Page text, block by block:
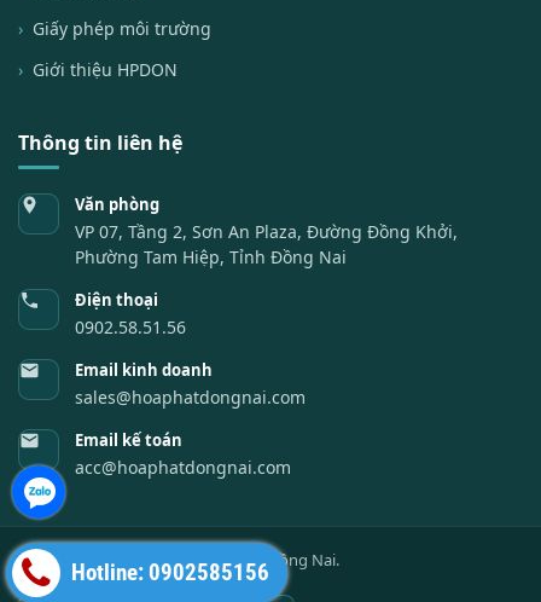
Giấy phép môi trường
Giới thiệu HPDON
Thông tin liên hệ
Văn phòng
VP 07, Tầng 2, Sơn An Plaza, Đường Đồng Khởi,
Phường Tam Hiệp, Tỉnh Đồng Nai
Điện thoại
0902.58.51.56
Email kinh doanh
sales@hoaphatdongnai.com
Email kế toán
acc@hoaphatdongnai.com
© 2026
Công ty Cổ phần Hóa Phát Đồng Nai.
Chính sách và quy định
Hotline: 0902585156